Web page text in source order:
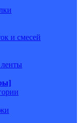
и смесей